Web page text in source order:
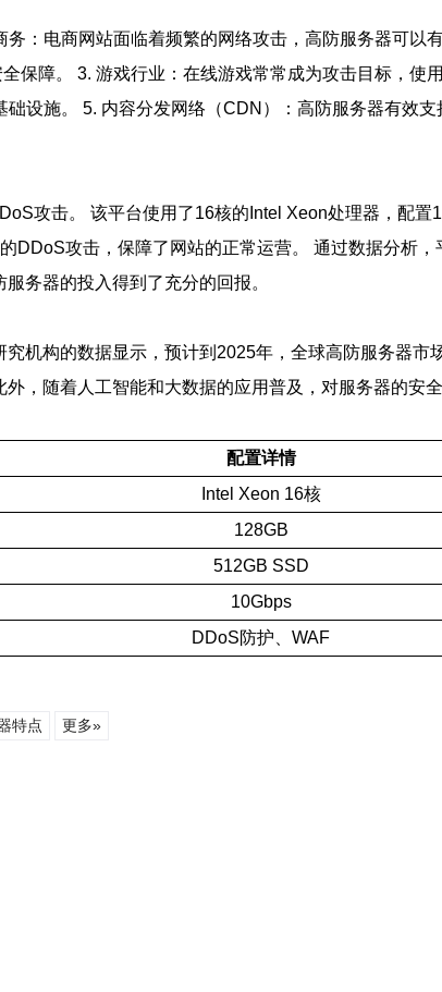
：电商网站面临着频繁的网络攻击，高防服务器可以
保障。 3. 游戏行业：在线游戏常常成为攻击目标，使
设施。 5. 内容分发网络（CDN）：高防服务器有效
攻击。 该平台使用了16核的Intel Xeon处理器，配置
攻击，保障了网站的正常运营。 通过数据分析，
务器的投入得到了充分的回报。
机构的数据显示，预计到2025年，全球高防服务器市
，随着人工智能和大数据的应用普及，对服务器的安
配置详情
Intel Xeon 16核
128GB
512GB SSD
10Gbps
DDoS防护、WAF
特点 更多»